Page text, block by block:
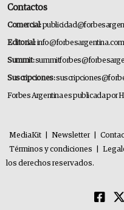
Contactos
Comercial:
Editorial:info@forbesargentina.com
Summit:
Suscripciones:
Forbes Argentina es publicada por
MediaKit Newsletter
Términos y condiciones
los derechos reservados.